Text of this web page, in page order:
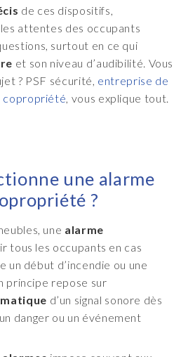
de ces dispositifs,
attentes des occupants
surtout en ce qui
et son niveau d’audibilité. Vous
? PSF sécurité, entreprise de
copropriété, vous explique tout.
une alarme
?
une alarme
tous les occupants en cas
un début d’incendie ou une
principe repose sur
d’un signal sonore dès
danger ou un événement